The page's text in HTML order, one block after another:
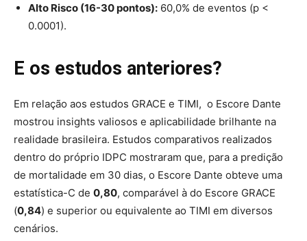
Alto Risco (16-30 pontos): 60,0% de eventos (p <
0.0001).
E os estudos anteriores?
Em relação aos estudos GRACE e TIMI, o Escore Dante
mostrou insights valiosos e aplicabilidade brilhante na
realidade brasileira. Estudos comparativos realizados
dentro do próprio IDPC mostraram que, para a predição
de mortalidade em 30 dias, o Escore Dante obteve uma
estatística-C de 0,80, comparável à do Escore GRACE
(0,84) e superior ou equivalente ao TIMI em diversos
cenários.